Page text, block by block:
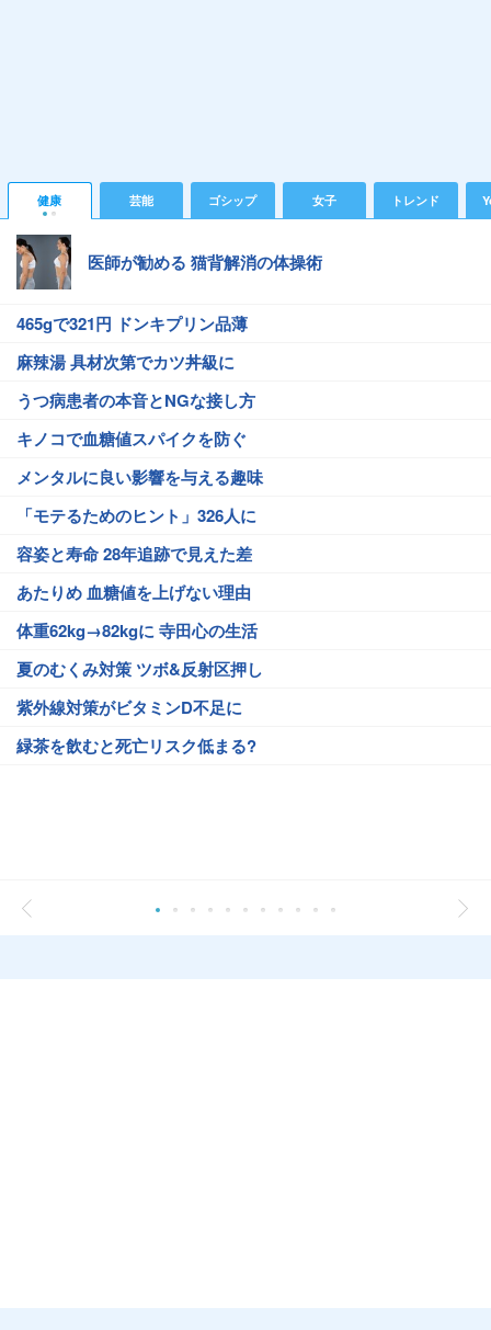
健康 芸能 ゴシップ 女子 トレンド
医師が勧める 猫背解消の体操術
465gで321円 ドンキプリン品薄
麻辣湯 具材次第でカツ丼級に
うつ病患者の本音とNGな接し方
キノコで血糖値スパイクを防ぐ
メンタルに良い影響を与える趣味
「モテるためのヒント」326人に
容姿と寿命 28年追跡で見えた差
あたりめ 血糖値を上げない理由
体重62kg→82kgに 寺田心の生活
夏のむくみ対策 ツボ&反射区押し
紫外線対策がビタミンD不足に
緑茶を飲むと死亡リスク低まる?